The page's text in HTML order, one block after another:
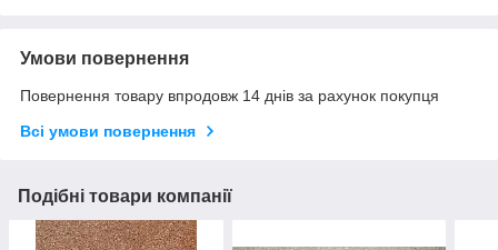
Умови повернення
Повернення товару впродовж 14 днів за рахунок покупця
Всі умови повернення
Подібні товари компанії